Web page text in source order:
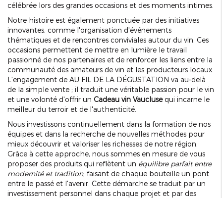
célébrée lors des grandes occasions et des moments intimes.
Notre histoire est également ponctuée par des initiatives
innovantes, comme l'organisation d'événements
thématiques et de rencontres conviviales autour du vin. Ces
occasions permettent de mettre en lumière le travail
passionné de nos partenaires et de renforcer les liens entre la
communauté des amateurs de vin et les producteurs locaux.
L'engagement de AU FIL DE LA DÉGUSTATION va au-delà
de la simple vente ; il traduit une véritable passion pour le vin
et une volonté d'offrir un Cadeau vin Vauclusequi incarne le
meilleur du terroir et de l'authenticité.
Nous investissons continuellement dans la formation de nos
équipes et dans la recherche de nouvelles méthodes pour
mieux découvrir et valoriser les richesses de notre région.
Grâce à cette approche, nous sommes en mesure de vous
proposer des produits qui reflètent un équilibre parfait entre
modernité et tradition, faisant de chaque bouteille un pont
entre le passé et l'avenir. Cette démarche se traduit par un
investissement personnel dans chaque projet et par des